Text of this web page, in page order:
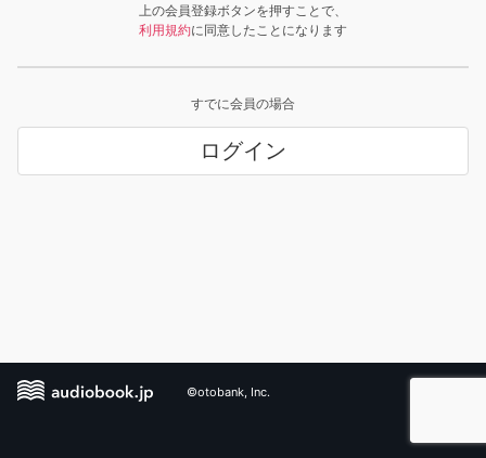
上の会員登録ボタンを押すことで、
利用規約に同意したことになります
すでに会員の場合
ログイン
©otobank, Inc.